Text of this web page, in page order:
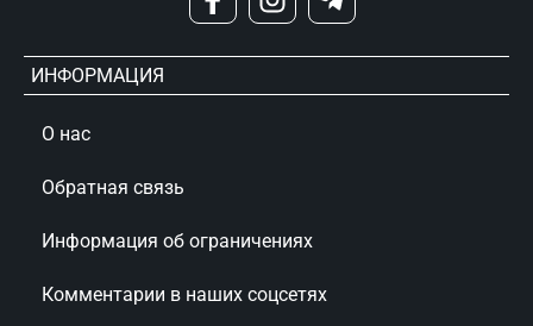
ИНФОРМАЦИЯ
О нас
Обратная связь
Информация об ограничениях
Комментарии в наших соцсетях